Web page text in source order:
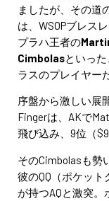
ましたが、その道
は、WSOPブレス
プラハ王者の
Cimbolasといっ
ラスのプレイヤー
序盤から激しい展
Fingerは、AKで
飛び込み、9位（
そのCimbolasも勢
彼のQQ（ポケッ
が持つAQと激突